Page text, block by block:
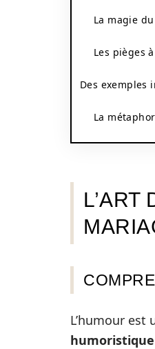
La magie
Les pièges
Des exemples
La
L’ART
L’humour est
humoristique